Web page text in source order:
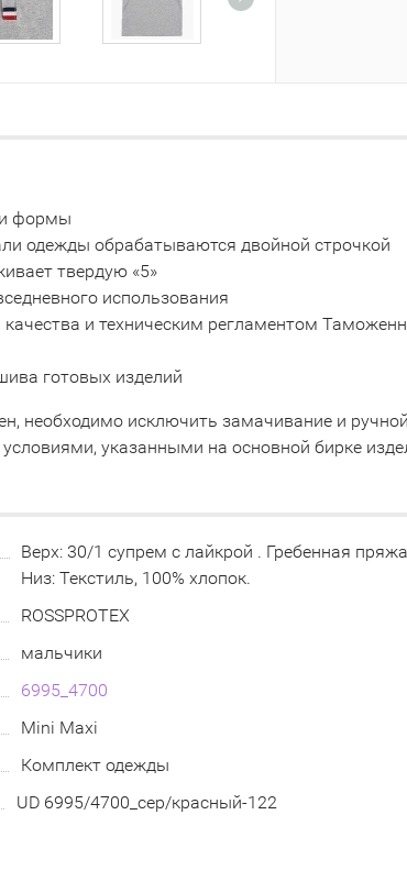
и формы
одежды обрабатываются двойной строчкой
твердую «5»
использования
и техническим регламентом
готовых изделий
необходимо исключить замачивание и
указанными на основной бирке
Верх: 30/1 супрем с лайкрой . Гребенная
Низ: Текстиль, 100% хлопок.
ROSSPROTEX
мальчики
6995_4700
Mini Maxi
Комплект одежды
UD 6995/4700_сер/красный-122